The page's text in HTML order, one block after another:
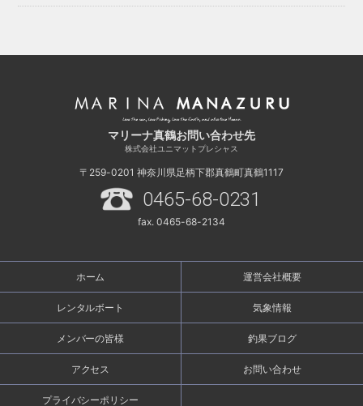
マリーナ真鶴お問い合わせ先
株式会社ユニマットプレシャス
〒259-0201 神奈川県足柄下郡真鶴町真鶴1117
0465-68-0231
fax. 0465-68-2134
ホーム 運営会社概要
レンタルボート 気象情報
メンバーの皆様 釣果ブログ
アクセス お問い合わせ
プライバシーポリシー